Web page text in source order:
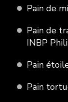
Pain de
Pain de
INBP
Pain
Pain